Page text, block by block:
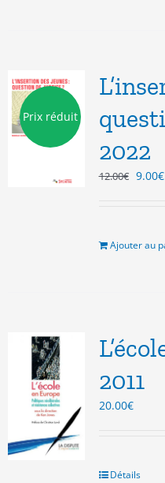
Prix réduit
2022
12.00€ Le
9.00€
Ajouter au
2011
20.00€
Détails